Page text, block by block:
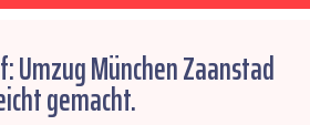
Umzug München Zaanstad
gemacht.